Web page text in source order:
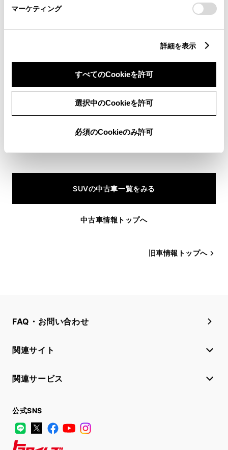
マーケティング
詳細を表示
すべてのCookieを許可
選択中のCookieを許可
必須のCookieのみ許可
トヨタならではの安心と選びやすさで
SUVの中古車一覧をみる
中古車情報トップへ
旧車情報トップへ
FAQ・お問い合わせ
関連サイト
関連サービス
公式SNS
LINE
X FacebookYouTube